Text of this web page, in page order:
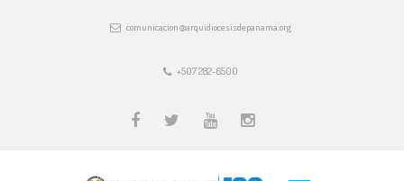
comunicacion@arquidiocesisdepanama.org
+507 282-6500